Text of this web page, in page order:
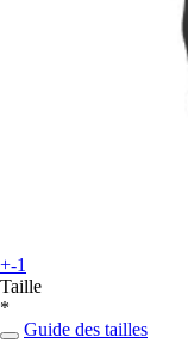
+-1
Taille
*
Guide des tailles